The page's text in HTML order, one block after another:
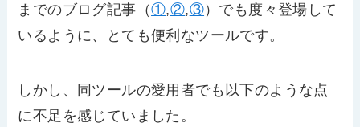
までのブログ記事（①,②,③）でも度々登場して
いるように、とても便利なツールです。
しかし、同ツールの愛用者でも以下のような点
に不足を感じていました。